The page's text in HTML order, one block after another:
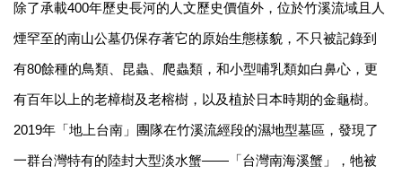
除了承載400年歷史長河的人文歷史價值外，位於竹溪流域且人
煙罕至的南山公墓仍保存著它的原始生態樣貌，不只被記錄到
有80餘種的鳥類、昆蟲、爬蟲類，和小型哺乳類如白鼻心，更
有百年以上的老樟樹及老榕樹，以及植於日本時期的金龜樹。
2019年「地上台南」團隊在竹溪流經段的濕地型墓區，發現了
一群台灣特有的陸封大型淡水蟹——「台灣南海溪蟹」，牠被